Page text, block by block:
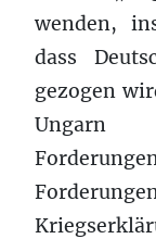
wenden,
dass
gezogen
Ungarn